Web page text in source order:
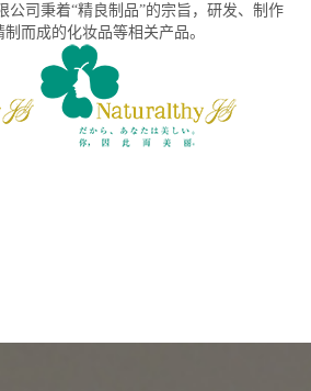
公司秉着“精良制品”的宗旨，研发、制作
而成的化妆品等相关产品。